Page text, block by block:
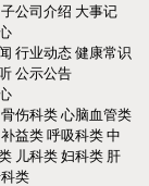
子公司介绍 大事记
行业动态 健康常识
公示公告
骨伤科类 心脑血管类
补益类 呼吸科类 中
儿科类 妇科类 肝
类